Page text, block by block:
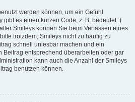
werden können, um ein Gefühl
gibt es einen kurzen Code, z. B. bedeutet :)
Smileys können Sie beim Verfassen eines
trotzdem, Smileys nicht zu häufig zu
schnell unlesbar machen und ein
Beitrag entsprechend überarbeiten oder gar
kann auch die Anzahl der Smileys
benutzen können.